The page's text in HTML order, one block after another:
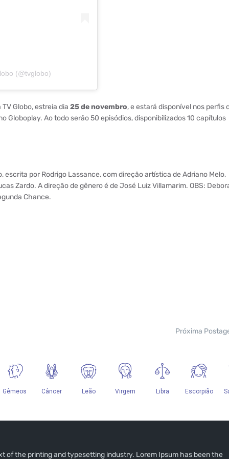
(@tvglobo)
Globo, estreia dia 25 de novembro, e estará disponível nos perfis
Globoplay. Ao todo serão 50 episódios, disponibilizados 10 capítulos
escrita por Rodrigo Lassance, com direção artística de Adriano Melo,
Zardo. A direção de gênero é de José Luiz Villamarim. OBS:
Chance.
Próxima
of the printing and typesetting industry. Lorem Ipsum has been the